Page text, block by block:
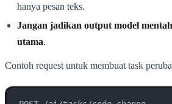
hanya pesan teks.
Jangan jadikan output model
utama.
Contoh request untuk membuat task